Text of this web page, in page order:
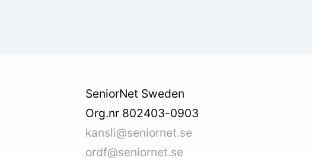
SeniorNet Sweden
Org.nr 802403-0903
kansli@seniornet.se
ordf@seniornet.se